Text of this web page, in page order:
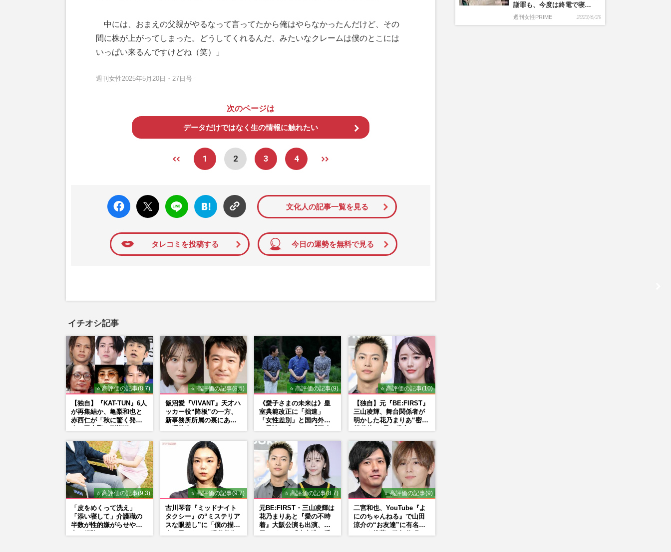
中には、おまえの父親がやるなって言ってたから俺はやらなかったんだけど、その
間に株が上がってしまった。どうしてくれるんだ、みたいなクレームは僕のとこには
いっぱい来るんですけどね（笑）」
週刊女性2025年5月20日・27日号
次のページは
データだけではなく生の情報に触れたい
1 2 3 4
faceboo
k いい
ね
X ポス
ト
LINE
はてな
ブック
マーク
文化人の記事一覧を見る
タレコミを投稿する 今日の運勢を無料で見る
イチオシ記事
⭐ 高評価の記事(8.7)
【独自】『KAT-TUN』6人
が再集結か、亀梨和也と
赤西仁が「秋に驚く発
理由
⭐ 高評価の記事(8.5)
飯沼愛『VIVANT』天才ハ
ッカー役“降板”の一方、
新事務所所属の裏にあっ
⭐ 高評価の記事(9)
《愛子さまの未来は》皇
室典範改正に「拙速」
「女性差別」と国内外か
⭐ 高評価の記事(10)
【独自】元『BE:FIRST』
三山凌輝、舞台関係者が
明かした花乃まりあ“密会
答えた共演舞台の行方
⭐ 高評価の記事(9.3)
「皮をめくって洗え」
「添い寝して」介護職の
半数が性的嫌がらせや暴
⭐ 高評価の記事(9.7)
古川琴音『ミッドナイト
タクシー』の“ミステリア
スな眼差し”に「僕の描く
⭐ 高評価の記事(8.7)
元BE:FIRST・三山凌輝は
花乃まりあと『愛の不時
着』大阪公演も出演、趣
⭐ 高評価の記事(9)
二宮和也、YouTube『よ
にのちゃんねる』で山田
涼介の“お友達”に有名ホ
謝罪も、今度は終電で寝…
週刊女性PRIME 2023/6/29